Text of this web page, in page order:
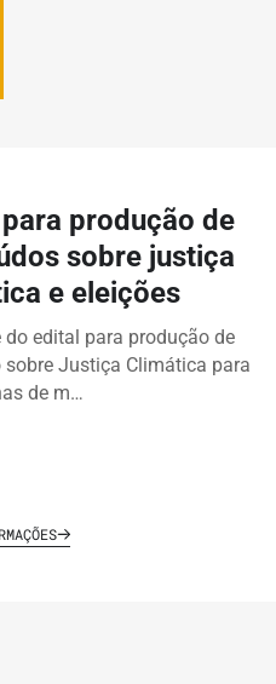
produção de
sobre justiça
e eleições
do edital para produção de
sobre Justiça Climática para
de m…